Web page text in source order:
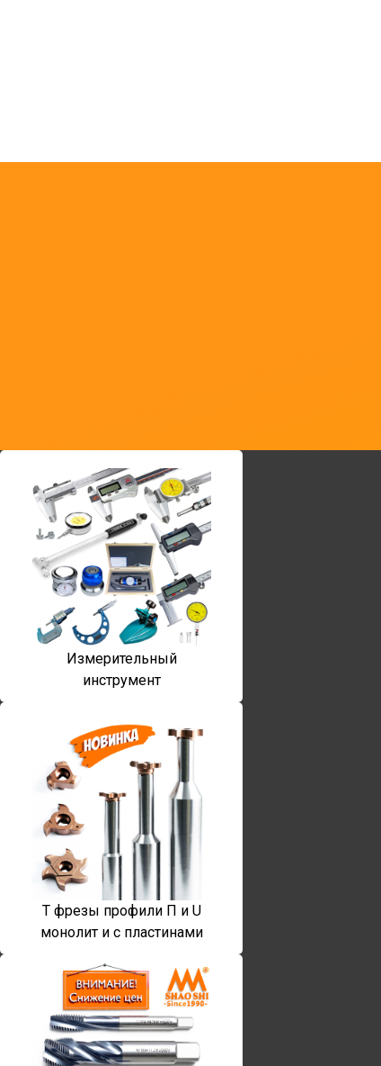
Измерительный
инструмент
T фрезы профили П и U
монолит и с пластинами